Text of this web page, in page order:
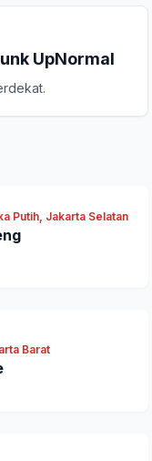
UpNormal
Putih, Jakarta Selatan
Barat